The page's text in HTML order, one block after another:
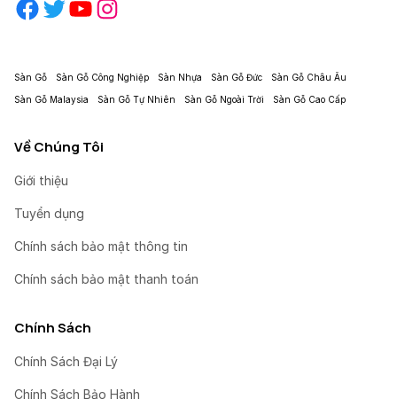
Facebook Twitter YouTube Instagram
Sàn Gỗ Sàn Gỗ Công Nghiệp Sàn Nhựa Sàn Gỗ Đức Sàn Gỗ Châu Âu
Sàn Gỗ Malaysia Sàn Gỗ Tự Nhiên Sàn Gỗ Ngoài Trời Sàn Gỗ Cao Cấp
Về Chúng Tôi
Giới thiệu
Tuyển dụng
Chính sách bảo mật thông tin
Chính sách bảo mật thanh toán
Chính Sách
Chính Sách Đại Lý
Chính Sách Bảo Hành